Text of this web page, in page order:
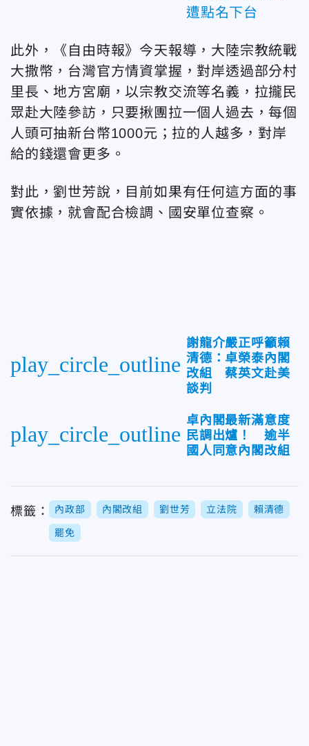
遭點名下台
此外，《自由時報》今天報導，大陸宗教統戰
大撒幣，台灣官方情資掌握，對岸透過部分村
里長、地方宮廟，以宗教交流等名義，拉攏民
眾赴大陸參訪，只要揪團拉一個人過去，每個
人頭可抽新台幣1000元；拉的人越多，對岸
給的錢還會更多。
對此，劉世芳說，目前如果有任何這方面的事
實依據，就會配合檢調、國安單位查察。
play_circle_outline
謝龍介嚴正呼籲賴
清德：卓榮泰內閣
改組 蔡英文赴美
談判
play_circle_outline
卓內閣最新滿意度
民調出爐！ 逾半
國人同意內閣改組
標籤： 內政部 內閣改組 劉世芳 立法院 賴清德
罷免